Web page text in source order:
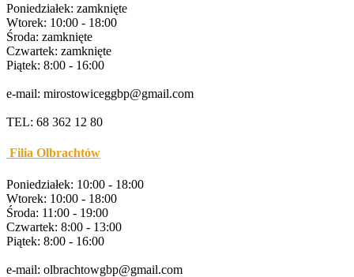
Poniedziałek: zamknięte
Wtorek: 10:00 - 18:00
Środa: zamknięte
Czwartek: zamknięte
Piątek: 8:00 - 16:00
e-mail: mirostowiceggbp@gmail.com
TEL: 68 362 12 80
Filia Olbrachtów
Poniedziałek: 10:00 - 18:00
Wtorek: 10:00 - 18:00
Środa: 11:00 - 19:00
Czwartek: 8:00 - 13:00
Piątek: 8:00 - 16:00
e-mail: olbrachtowgbp@gmail.com